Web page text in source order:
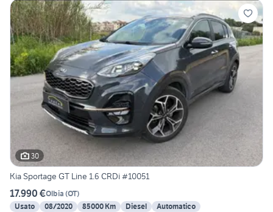
30
Kia Sportage GT Line 1.6 CRDi #10051
17.990 €Olbia (OT)
Usato
08/2020 85000 Km Diesel
Automatico